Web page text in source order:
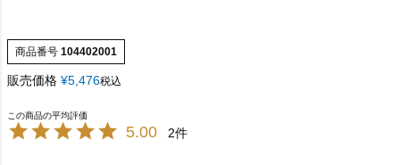
商品番号 104402001
販売価格 ¥5,476税込
5.00 2